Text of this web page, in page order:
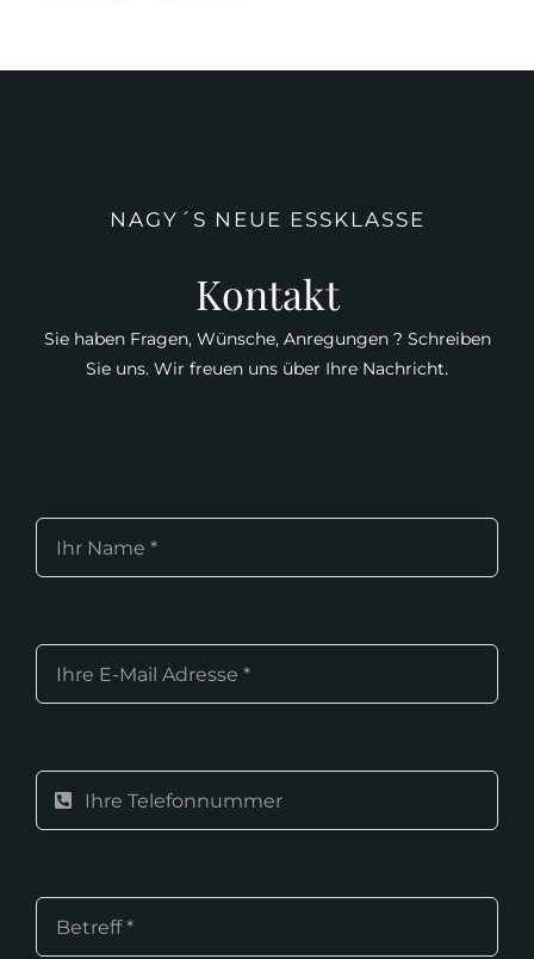
NAGY´S NEUE ESSKLASSE
Kontakt
Sie haben Fragen, Wünsche, Anregungen ? Schreiben
Sie uns. Wir freuen uns über Ihre Nachricht.